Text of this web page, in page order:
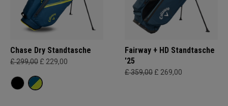
Chase Dry Standtasche
£ 299,00 £ 229,00
Fairway + HD Standtasche
'25
£ 359,00 £ 269,00